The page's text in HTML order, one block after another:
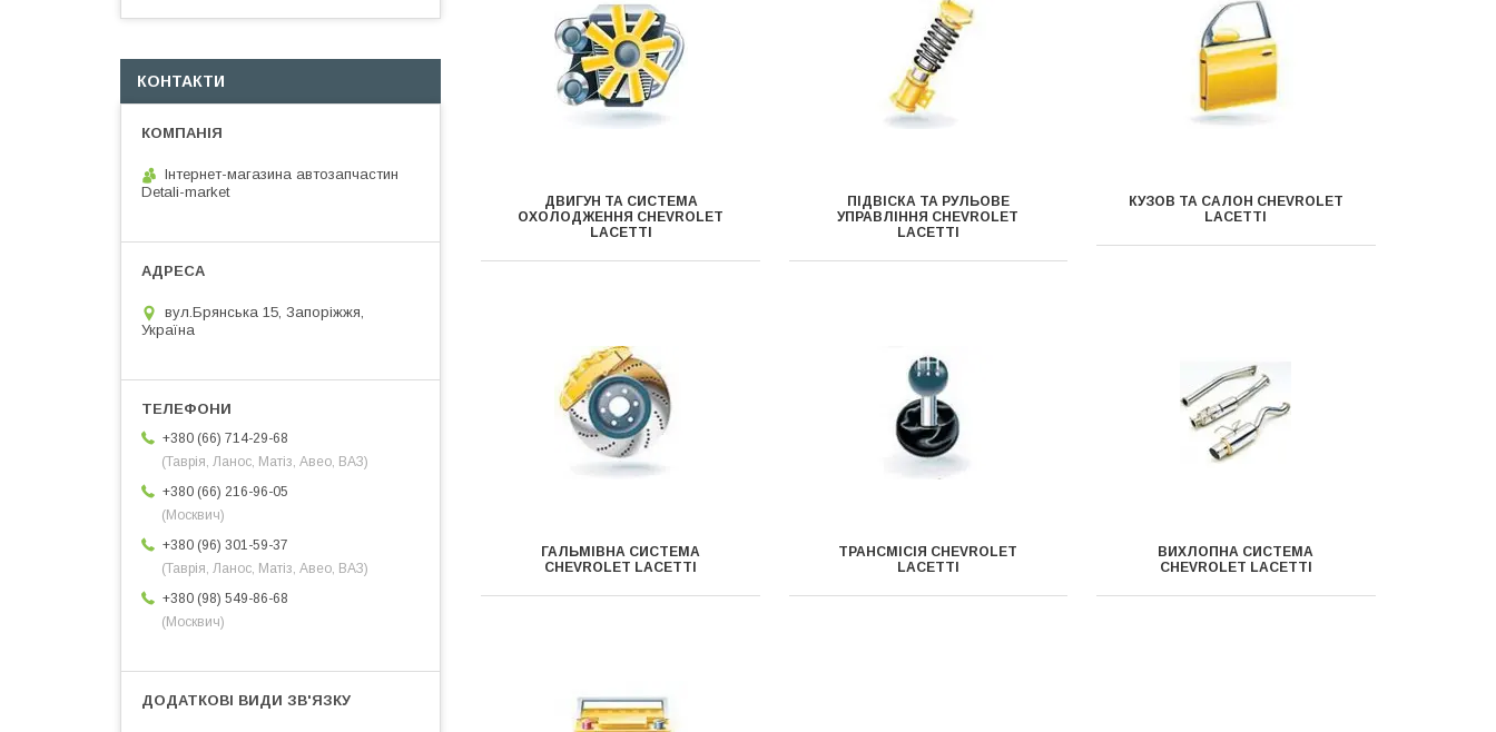
ДВИГУН ТА СИСТЕМА
ОХОЛОДЖЕННЯ СHEVROLET
LACETTI
ПІДВІСКА ТА РУЛЬОВЕ
УПРАВЛІННЯ CHEVROLET
LACETTI
КУЗОВ ТА САЛОН CHEVROLET
LACETTI
ГАЛЬМІВНА СИСТЕМА
CHEVROLET LACETTI
ТРАНСМІСІЯ CHEVROLET
LACETTI
ВИХЛОПНА СИСТЕМА
CHEVROLET LACETTI
КОНТАКТИ
Інтернет-магазина автозапчастин
Detali-market
вул.Брянська 15, Запоріжжя,
Україна
+380 (66) 714-29-68
(Таврія, Ланос, Матіз, Авео, ВАЗ)
+380 (66) 216-96-05
(Москвич)
+380 (96) 301-59-37
(Таврія, Ланос, Матіз, Авео, ВАЗ)
+380 (98) 549-86-68
(Москвич)